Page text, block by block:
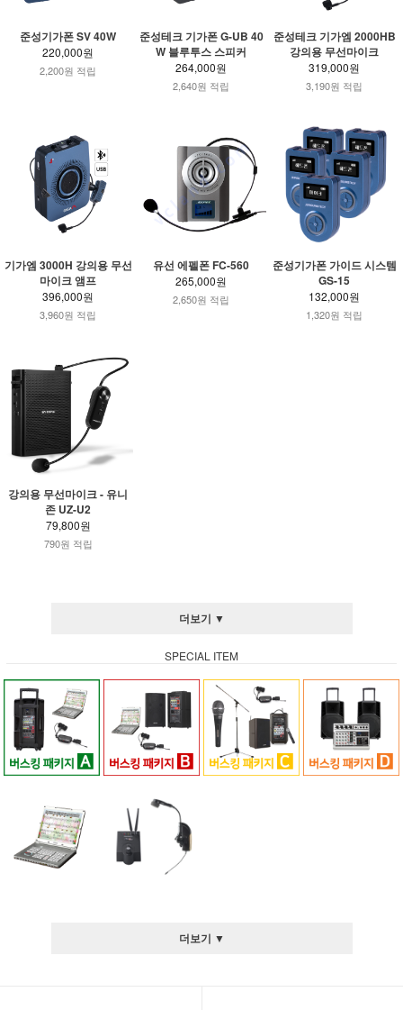
준성기가폰 SV 40W
220,000원
2,200원 적립
준성테크 기가폰 G-UB 40
W 블루투스 스피커
264,000원
2,640원 적립
준성테크 기가엠 2000HB
강의용 무선마이크
319,000원
3,190원 적립
기가엠 3000H 강의용 무선
마이크 앰프
396,000원
3,960원 적립
유선 에펠폰 FC-560
265,000원
2,650원 적립
준성기가폰 가이드 시스템
GS-15
132,000원
1,320원 적립
강의용 무선마이크 - 유니
존 UZ-U2
79,800원
790원 적립
더보기 ▼
SPECIAL ITEM
더보기 ▼